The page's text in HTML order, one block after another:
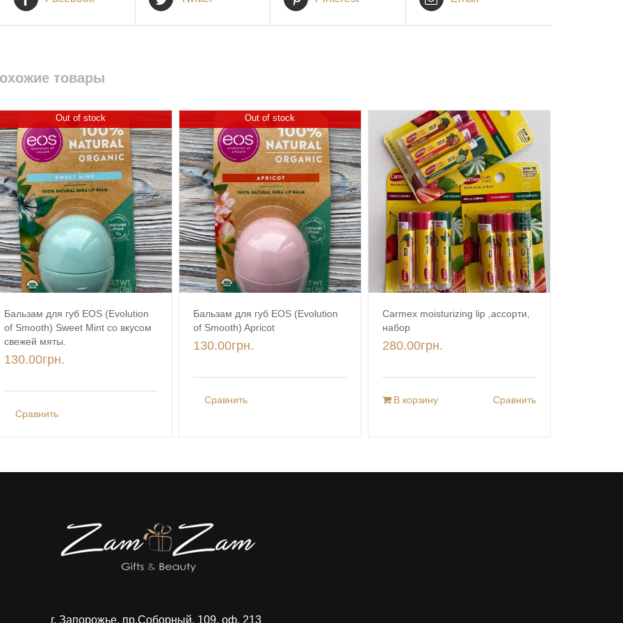
товары
Out of stock
Бальзам для губ EOS (Evolution
of Smooth) Sweet Mint со вкусом
свежей мяты.
130.00грн.
Сравнить
Out of stock
Бальзам для губ EOS (Evolution
of Smooth) Apricot
130.00грн.
Сравнить
Carmex moisturizing lip ,ассорти,
набор
280.00грн.
В корзину Сравнить
г. Запорожье, пр.Соборный, 109, оф. 213